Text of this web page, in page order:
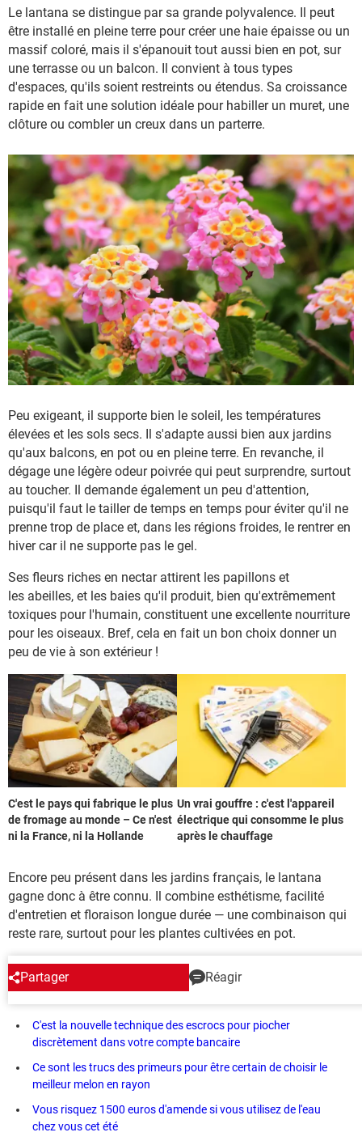
Le lantana se distingue par sa grande polyvalence. Il peut
être installé en pleine terre pour créer une haie épaisse ou un
massif coloré, mais il s'épanouit tout aussi bien en pot, sur
une terrasse ou un balcon. Il convient à tous types
d'espaces, qu'ils soient restreints ou étendus. Sa croissance
rapide en fait une solution idéale pour habiller un muret, une
clôture ou combler un creux dans un parterre.
Peu exigeant, il supporte bien le soleil, les températures
élevées et les sols secs. Il s'adapte aussi bien aux jardins
qu'aux balcons, en pot ou en pleine terre. En revanche, il
dégage une légère odeur poivrée qui peut surprendre, surtout
au toucher. Il demande également un peu d'attention,
puisqu'il faut le tailler de temps en temps pour éviter qu'il ne
prenne trop de place et, dans les régions froides, le rentrer en
hiver car il ne supporte pas le gel.
Ses fleurs riches en nectar attirent les papillons et
les abeilles, et les baies qu'il produit, bien qu'extrêmement
toxiques pour l'humain, constituent une excellente nourriture
pour les oiseaux. Bref, cela en fait un bon choix donner un
peu de vie à son extérieur !
C'est le pays qui fabrique le plus
de fromage au monde – Ce n'est
ni la France, ni la Hollande
Un vrai gouffre : c'est l'appareil
électrique qui consomme le plus
après le chauffage
Encore peu présent dans les jardins français, le lantana
gagne donc à être connu. Il combine esthétisme, facilité
d'entretien et floraison longue durée — une combinaison qui
reste rare, surtout pour les plantes cultivées en pot.
Partager Réagir
EN CE MOMENT
C'est la nouvelle technique des escrocs pour piocher
discrètement dans votre compte bancaire
Ce sont les trucs des primeurs pour être certain de choisir le
meilleur melon en rayon
Vous risquez 1500 euros d'amende si vous utilisez de l'eau
chez vous cet été